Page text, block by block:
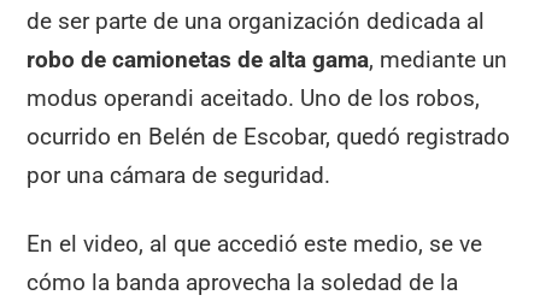
de ser parte de una organización dedicada al
robo de camionetas de alta gama, mediante un
modus operandi aceitado. Uno de los robos,
ocurrido en Belén de Escobar, quedó registrado
por una cámara de seguridad.
En el video, al que accedió este medio, se ve
cómo la banda aprovecha la soledad de la